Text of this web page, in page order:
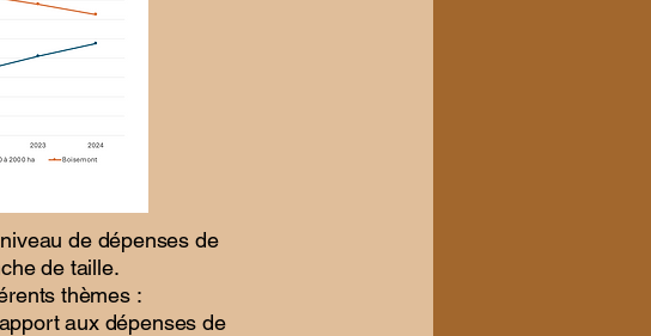
de dépenses de
de taille.
thèmes :
aux dépenses de